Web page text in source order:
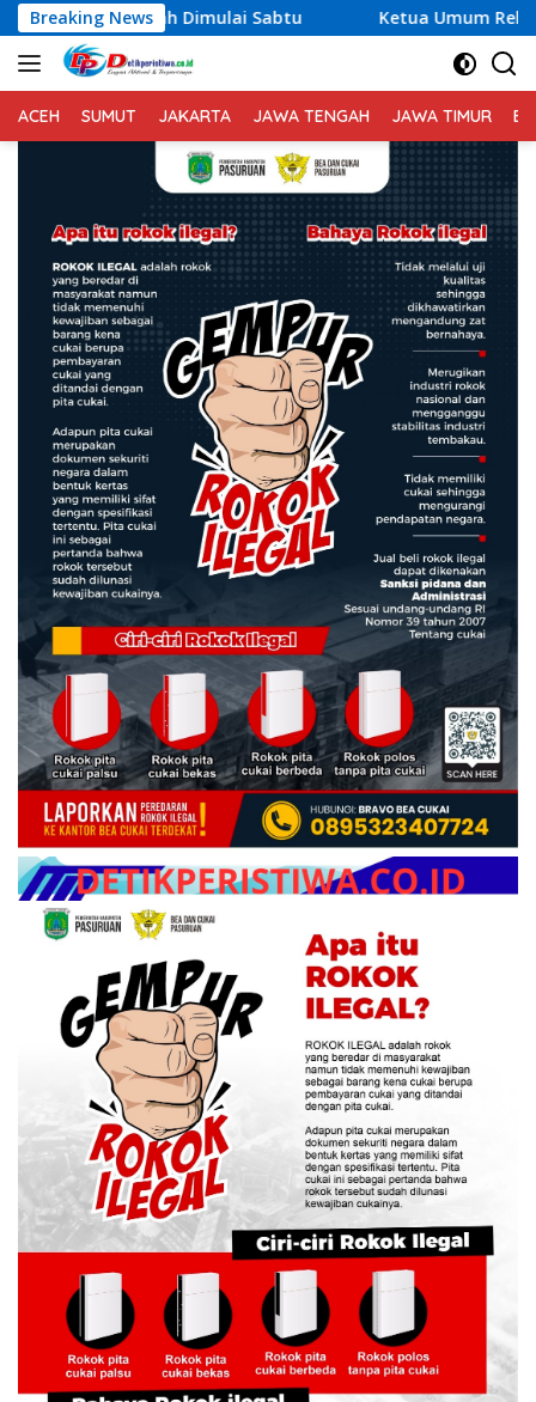
Langsung
ke
konten
Breaking News
Sabtu Ketua Umum Relawan Peduli Rakyat Lintas
ACEH SUMUT JAKARTA JAWA TENGAH JAWA TIMUR